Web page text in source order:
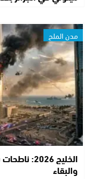
مدن الملح
الخليج
والبقاء